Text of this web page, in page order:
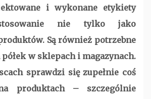
i wykonane etykiety
nie tylko jako
Są również potrzebne
w sklepach i magazynach.
sprawdzi się zupełnie coś
produktach – szczególnie